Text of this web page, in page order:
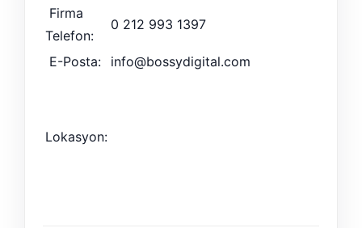
Firma
Telefon:
0 212 993 1397
E-Posta: info@bossydigital.com
Lokasyon: